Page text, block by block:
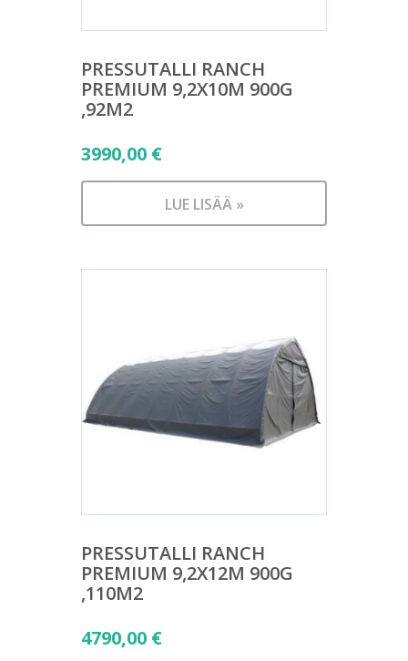
PRESSUTALLI RANCH
PREMIUM 9,2X10M 900G
,92M2
3990,00 €
LUE LISÄÄ »
PRESSUTALLI RANCH
PREMIUM 9,2X12M 900G
,110M2
4790,00 €